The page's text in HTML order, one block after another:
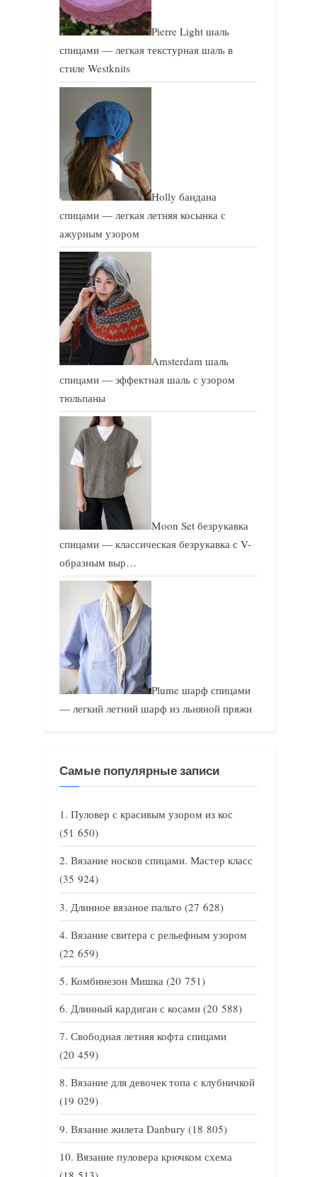
Pierre Light шаль
спицами — легкая текстурная шаль в
стиле Westknits
Holly бандана
спицами — легкая летняя косынка с
ажурным узором
Amsterdam шаль
спицами — эффектная шаль с узором
тюльпаны
Moon Set безрукавка
спицами — классическая безрукавка с V-
образным выр…
Plume шарф спицами
— легкий летний шарф из льняной пряжи
Самые популярные записи
Пуловер с красивым узором из кос
(51 650)
Вязание носков спицами. Мастер класс
(35 924)
Длинное вязаное пальто (27 628)
Вязание свитера с рельефным узором
(22 659)
Комбинезон Мишка (20 751)
Длинный кардиган с косами (20 588)
Свободная летняя кофта спицами
(20 459)
Вязание для девочек топа с клубничкой
(19 029)
Вязание жилета Danbury (18 805)
Вязание пуловера крючком схема